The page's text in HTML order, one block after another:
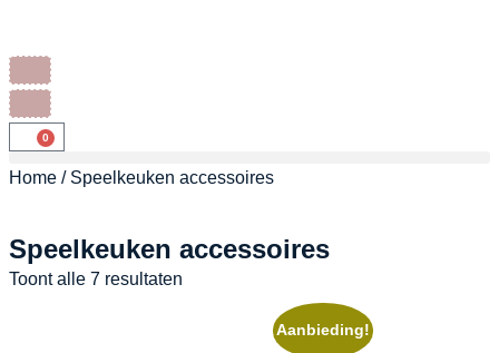
0
Home / Speelkeuken accessoires
Speelkeuken accessoires
Toont alle 7 resultaten
Aanbieding!